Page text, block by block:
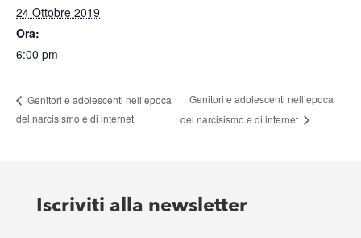
24 Ottobre 2019
Ora:
6:00 pm
Genitori e adolescenti nell’epoca
del narcisismo e di internet
Genitori e adolescenti nell’epoca
del narcisismo e di internet
Iscriviti alla newsletter